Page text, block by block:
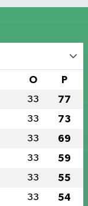
O P
33 77
33 73
33 69
33 59
33 55
33 54